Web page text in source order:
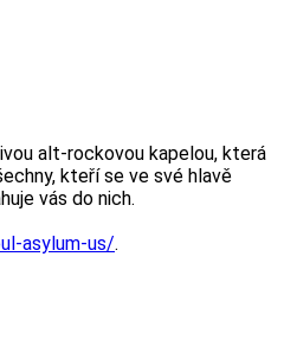
alt-rockovou kapelou, která
kteří se ve své hlavě
vás do nich.
asylum-us/.